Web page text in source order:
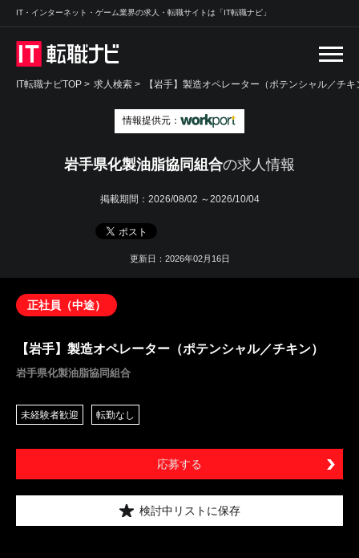
IT・インターネット・ゲーム業界の求人・転職サイトは「IT転職ナビ」
IT転職ナビTOP > 求人検索 > 【岩手】製造オペレーター（ポテンシャル／チ
情報提供元：
岩手県化製油脂協同組合の求人情報
掲載期間： 2026/08/02 ～2026/10/04
更新日：2026年02月16日
正社員（中途）
【岩手】製造オペレーター（ポテンシャル／チキン）
岩手県化製油脂協同組合
未経験者歓迎 転勤なし
応募する
検討中リストに保存